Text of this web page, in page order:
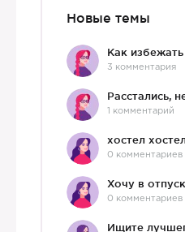
Новые темы
Как
3 комментария
1 комментарий
хостел
0 комментариев
Хочу в отпуск
0 комментариев